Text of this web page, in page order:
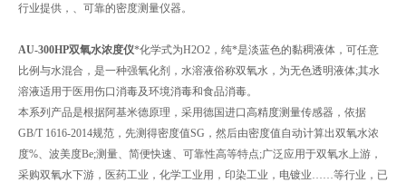
行业提供，、可靠的密度测量仪器。
AU-300HP双氧水浓度仪*化学式为H2O2，纯*是淡蓝色的黏稠液体，可任意
比例与水混合，是一种强氧化剂，水溶液俗称双氧水，为无色透明液体;其水
溶液适用于医用伤口消毒及环境消毒和食品消毒。
本系列产品是根据阿基米德原理，采用德国进口高精度测量传感器，依据
GB/T 1616-2014规范，先测得密度值SG，然后由密度值自动计算出双氧水浓
度%、波美度Be;测量、简便快速、可靠性高等特点;广泛应用于双氧水上游，
采购双氧水下游，医药工业，化学工业用，印染工业，电镀业……等行业，已